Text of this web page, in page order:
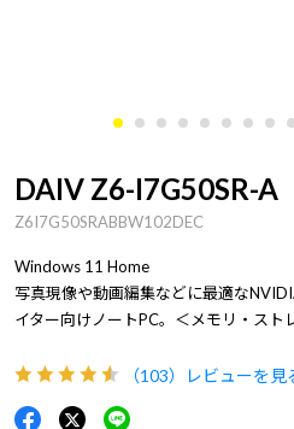
DAIV Z6-I7G50SR-A
Z6I7G50SRABBW102DEC
Windows 11 Home
写真現像や動画編集などに最適な
イター向けノートPC。＜メモリ・スト
（103） レビューを見